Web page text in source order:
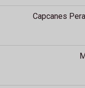
Capcanes